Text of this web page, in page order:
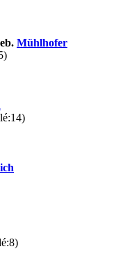
Mühlhofer